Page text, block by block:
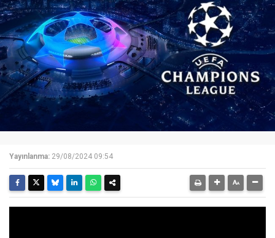
Yayınlanma: 29/08/2024 09:54